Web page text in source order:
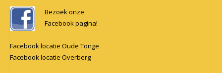
navigation
Bezoek onze
Facebook pagina!
Facebook locatie Oude Tonge
Facebook locatie Overberg